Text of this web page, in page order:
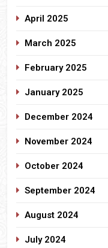
April 2025
March 2025
February 2025
January 2025
December 2024
November 2024
October 2024
September 2024
August 2024
July 2024